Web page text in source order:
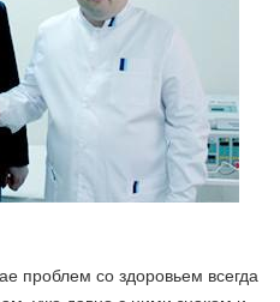
проблем со здоровьем всегда